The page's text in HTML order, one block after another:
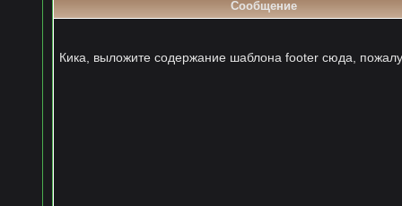
Сообщение
Кика, выложите содержание шаблона footer сюда,